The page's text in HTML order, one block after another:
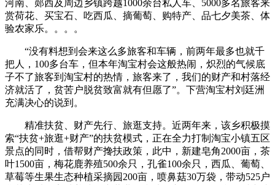
河南、郧西及周边乡镇跨越1000余台私人车、5000多名旅客来
赏荷花、买宝石、吃西瓜、摘葡萄、购特产、品七夕美茶、体
验农家乐。。。。
“没有料想到会来这么多旅客和车辆，前两年最多也就千
把人，100多台车，但本年淘宝村会这般热闹，炽烈的气候底
子不了旅客到淘宝村的热情，旅客来了，我们的财产和村落经
济就活了，贫苦户脱贫致富就有但愿了”。下营淘宝村刘廷洲
充满决心的说到。
精准扶贫、财产先行、旅逛支持。近两年来，该乡积极摸
索“扶贫+旅逛+财产”的扶贫模式，正在全力打制淘宝小镇五区
景点的同时，借帮财产搀扶政策，此中，新建皂角2000亩，茶
叶1500亩，梅花鹿养殖500余只，孔雀100余只，西瓜、葡萄、
草莓等生果生态种植采摘园200亩，喷鼻菇30万袋，带动525户